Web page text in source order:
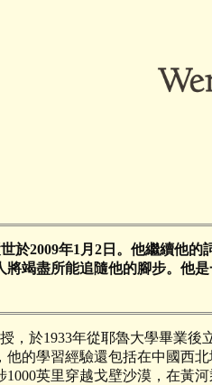
於2009年1月2日。他繼續他
竭盡所能追隨他的腳步。他
，於1933年從耶魯大學畢業後
的學習經驗還包括在中國西
英里穿越戈壁沙漠，在黃